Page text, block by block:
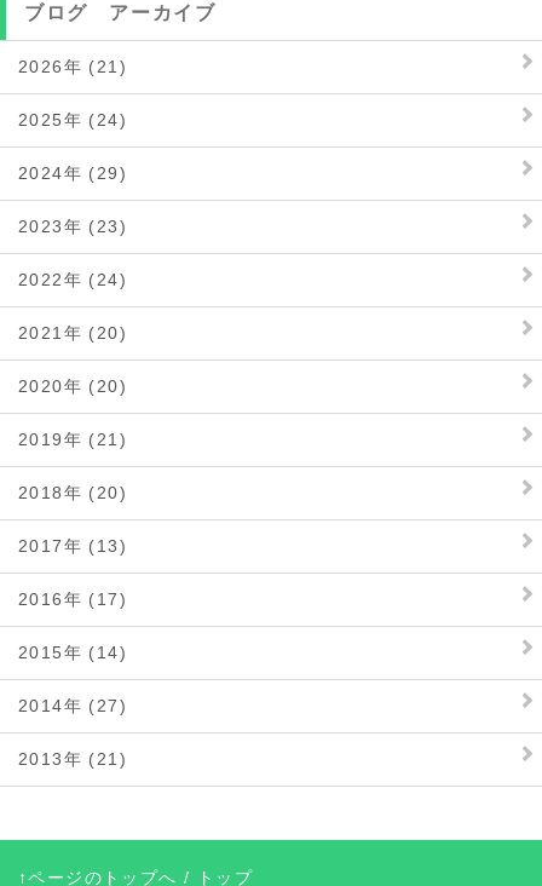
ブログ アーカイブ
2026年 (21)
2025年 (24)
2024年 (29)
2023年 (23)
2022年 (24)
2021年 (20)
2020年 (20)
2019年 (21)
2018年 (20)
2017年 (13)
2016年 (17)
2015年 (14)
2014年 (27)
2013年 (21)
↑ページのトップへ / トップ